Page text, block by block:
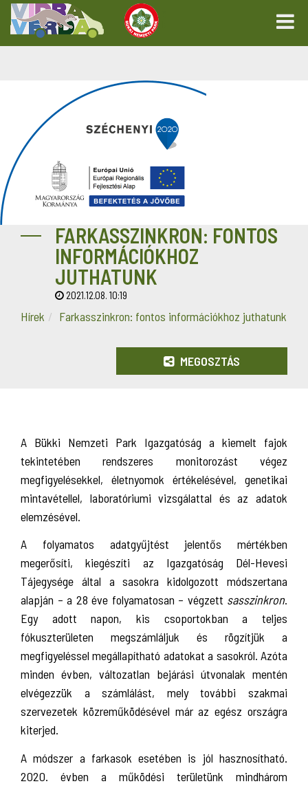
FARKASSZINKRON: FONTOS
INFORMÁCIÓKHOZ
JUTHATUNK
2021.12.08. 10:19
Hírek Farkasszinkron: fontos információkhoz juthatunk
MEGOSZTÁS
A Bükki Nemzeti Park Igazgatóság a kiemelt fajok
tekintetében rendszeres monitorozást végez
megfigyelésekkel, életnyomok értékelésével, genetikai
mintavétellel, laboratóriumi vizsgálattal és az adatok
elemzésével.
A folyamatos adatgyűjtést jelentős mértékben
megerősíti, kiegészíti az Igazgatóság Dél-Hevesi
Tájegysége által a sasokra kidolgozott módszertana
alapján – a 28 éve folyamatosan – végzett sasszinkron.
Egy adott napon, kis csoportokban a teljes
fókuszterületen megszámláljuk és rögzítjük a
megfigyeléssel megállapítható adatokat a sasokról. Azóta
minden évben, változatlan bejárási útvonalak mentén
elvégezzük a számlálást, mely további szakmai
szervezetek közreműködésével már az egész országra
kiterjed.
A módszer a farkasok esetében is jól hasznosítható.
2020. évben a működési területünk mindhárom